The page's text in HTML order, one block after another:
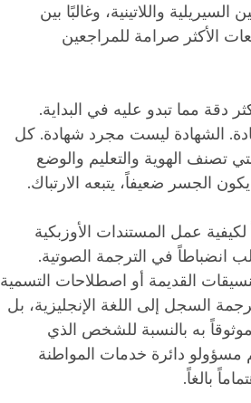
واللاتينية، وغالبًا بين
الأكثر صرامة للمراجعين
دقة مما تبدو عليه في البداية.
الشهادة ليست مجرد شهادة. كل
تصنف الهوية والتعليم والوضع
الجسر ضعيفاً، يتبعه الارتباك.
لكيفية عمل المستندات الأوزبكية
انضباطاً في الترجمة الصوتية.
القديمة أو اصطلاحات التسمية
السجل إلى اللغة الإنجليزية، بل
به بالنسبة للشخص الذي
مسؤولو دائرة خدمات المواطنة
بالغاً.